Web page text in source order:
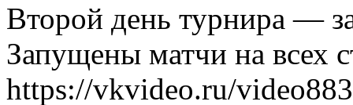
Второй день турнира —
Запущены матчи на всех
https://vkvideo.ru/